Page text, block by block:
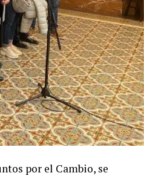
por el Cambio, se